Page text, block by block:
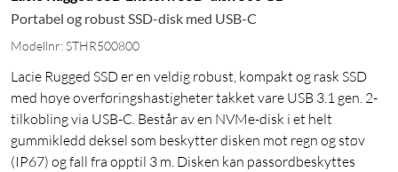
Portabel og robust SSD-disk med USB-C
Modellnr: STHR500800
Lacie Rugged SSD er en veldig robust, kompakt og rask SSD
med høye overføringshastigheter takket vare USB 3.1 gen. 2-
tilkobling via USB-C. Består av en NVMe-disk i et helt
gummikledd deksel som beskytter disken mot regn og støv
(IP67) og fall fra opptil 3 m. Disken kan passordbeskyttes